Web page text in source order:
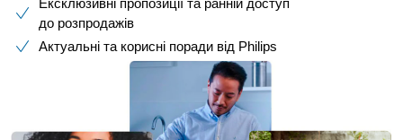
Ексклюзивні пропозиції та ранній доступ
до розпродажів​
Актуальні та корисні поради від Philips​